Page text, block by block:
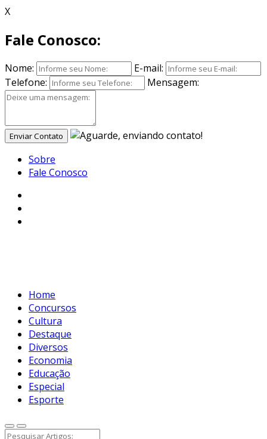
X
Fale Conosco:
Nome:
E-mail:
Telefone:
Mensagem:
Enviar Contato
Sobre
Fale Conosco
Home
Concursos
Cultura
Destaque
Diversos
Economia
Educação
Especial
Esporte